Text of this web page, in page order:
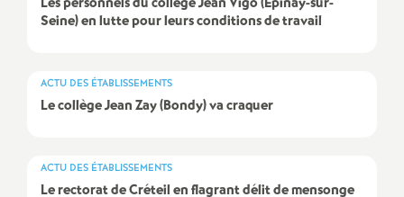
e
Seine) en lutte pour leurs conditions de travail
ACTU DES ÉTABLISSEMENTS
Le collège Jean Zay (Bondy) va craquer
ACTU DES ÉTABLISSEMENTS
Le rectorat de Créteil en flagrant délit de mensonge